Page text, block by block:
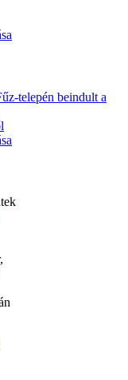
telepén beindult a